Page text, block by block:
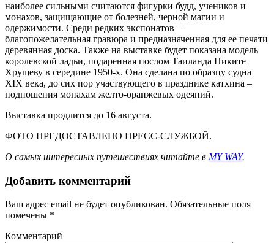
наиболее сильными считаются фигурки будд, учеников и
монахов, защищающие от болезней, черной магии и
одержимости. Среди редких экспонатов –
благопожелательная гравюра и предназначенная для ее печати
деревянная доска. Также на выставке будет показана модель
королевской ладьи, подаренная послом Таиланда Никите
Хрущеву в середине 1950-х. Она сделана по образцу судна
XIX века, до сих пор участвующего в празднике катхина –
подношения монахам желто-оранжевых одеяний.
Выставка продлится до 16 августа.
ФОТО ПРЕДОСТАВЛЕНО ПРЕСС-СЛУЖБОЙ.
О самых интересных путешествиях читайте в MY WAY.
Добавить комментарий
Ваш адрес email не будет опубликован. Обязательные поля
помечены *
Комментарий